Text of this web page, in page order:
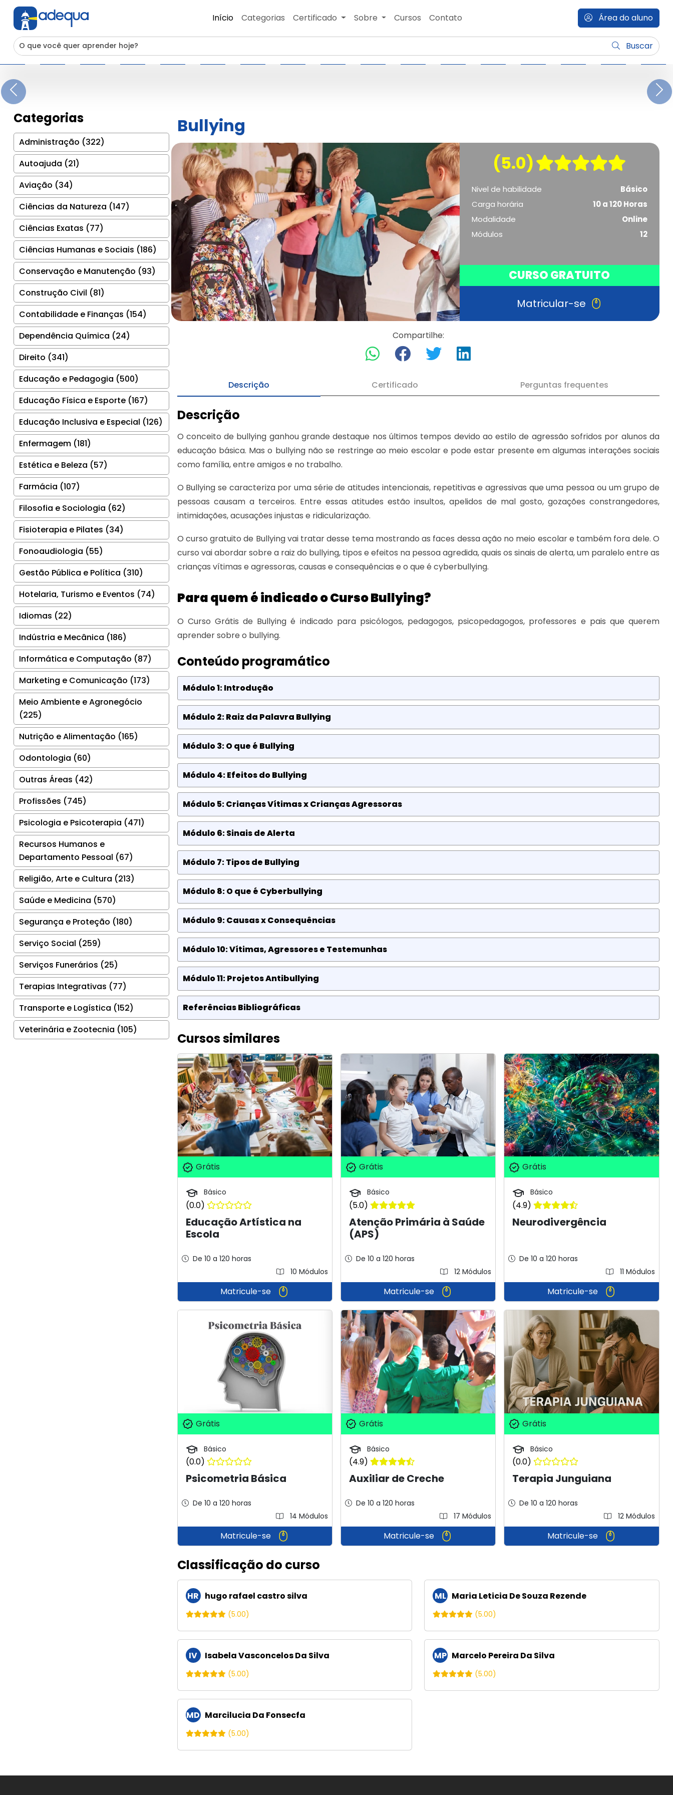
Início Categorias Certificado Sobre Cursos Contato Área do aluno
Buscar
Previous
Categorias
Administração (322)
Autoajuda (21)
Aviação (34)
Ciências da Natureza (147)
Ciências Exatas (77)
Ciências Humanas e Sociais (186)
Conservação e Manutenção (93)
Construção Civil (81)
Contabilidade e Finanças (154)
Dependência Química (24)
Direito (341)
Educação e Pedagogia (500)
Educação Física e Esporte (167)
Educação Inclusiva e Especial (126)
Enfermagem (181)
Estética e Beleza (57)
Farmácia (107)
Filosofia e Sociologia (62)
Fisioterapia e Pilates (34)
Fonoaudiologia (55)
Gestão Pública e Política (310)
Hotelaria, Turismo e Eventos (74)
Idiomas (22)
Indústria e Mecânica (186)
Informática e Computação (87)
Marketing e Comunicação (173)
Meio Ambiente e Agronegócio
(225)
Nutrição e Alimentação (165)
Odontologia (60)
Outras Áreas (42)
Profissões (745)
Psicologia e Psicoterapia (471)
Recursos Humanos e
Departamento Pessoal (67)
Religião, Arte e Cultura (213)
Saúde e Medicina (570)
Segurança e Proteção (180)
Serviço Social (259)
Serviços Funerários (25)
Terapias Integrativas (77)
Transporte e Logística (152)
Veterinária e Zootecnia (105)
Bullying
(5.0)
Nivel de habilidade
Básico
Carga horária
10 a 120 Horas
Modalidade
Online
Módulos
12
CURSO GRATUITO
Matricular-se
Compartilhe:
Descrição Certificado Perguntas frequentes
Descrição
O conceito de bullying ganhou grande destaque nos últimos tempos devido ao estilo de agressão sofridos por alunos da
educação básica. Mas o bullying não se restringe ao meio escolar e pode estar presente em algumas interações sociais
como família, entre amigos e no trabalho.
O Bullying se caracteriza por uma série de atitudes intencionais, repetitivas e agressivas que uma pessoa ou um grupo de
pessoas causam a terceiros. Entre essas atitudes estão insultos, apelidos de mal gosto, gozações constrangedores,
intimidações, acusações injustas e ridicularização.
O curso gratuito de Bullying vai tratar desse tema mostrando as faces dessa ação no meio escolar e também fora dele. O
curso vai abordar sobre a raiz do bullying, tipos e efeitos na pessoa agredida, quais os sinais de alerta, um paralelo entre as
crianças vítimas e agressoras, causas e consequências e o que é cyberbullying.
Para quem é indicado o Curso Bullying?
O Curso Grátis de Bullying é indicado para psicólogos, pedagogos, psicopedagogos, professores e pais que querem
aprender sobre o bullying.
Conteúdo programático
Módulo 1: Introdução
Módulo 2: Raiz da Palavra Bullying
Módulo 3: O que é Bullying
Módulo 4: Efeitos do Bullying
Módulo 5: Crianças Vítimas x Crianças Agressoras
Módulo 6: Sinais de Alerta
Módulo 7: Tipos de Bullying
Módulo 8: O que é Cyberbullying
Módulo 9: Causas x Consequências
Módulo 10: Vítimas, Agressores e Testemunhas
Módulo 11: Projetos Antibullying
Referências Bibliográficas
Cursos similares
Grátis
Básico
(0.0)
Educação Artística na
Escola
De 10 a 120 horas
10 Módulos
Matricule-se
Grátis
Básico
(5.0)
Atenção Primária à Saúde
(APS)
De 10 a 120 horas
12 Módulos
Matricule-se
Grátis
Básico
(4.9)
Neurodivergência
De 10 a 120 horas
11 Módulos
Matricule-se
Grátis
Básico
(0.0)
Psicometria Básica
De 10 a 120 horas
14 Módulos
Matricule-se
Grátis
Básico
(4.9)
Auxiliar de Creche
De 10 a 120 horas
17 Módulos
Matricule-se
Grátis
Básico
(0.0)
Terapia Junguiana
De 10 a 120 horas
12 Módulos
Matricule-se
Classificação do curso
HR hugo rafael castro silva
(5.00)
ML Maria Leticia De Souza Rezende
(5.00)
IV Isabela Vasconcelos Da Silva
(5.00)
MP Marcelo Pereira Da Silva
(5.00)
MD Marcilucia Da Fonsecfa
(5.00)